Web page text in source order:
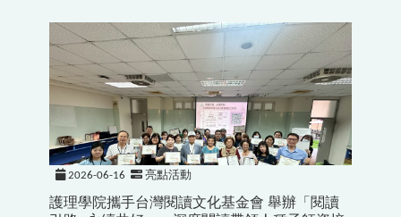
2026-06-16 亮點活動
護理學院攜手台灣閱讀文化基金會 舉辦「閱讀